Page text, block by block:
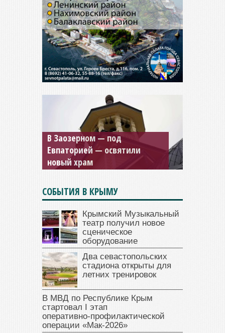
В Заозерном — под
Евпаторией — освятили
новый храм
Мужской монастырь Косьмы
и Дамиана в Крыму вновь
открыт для посещения
СОБЫТИЯ В КРЫМУ
Крымский Музыкальный
театр получил новое
сценическое
оборудование
Два севастопольских
стадиона открыты для
летних тренировок
В МВД по Республике Крым
стартовал I этап
оперативно‑профилактической
операции «Мак‑2026»